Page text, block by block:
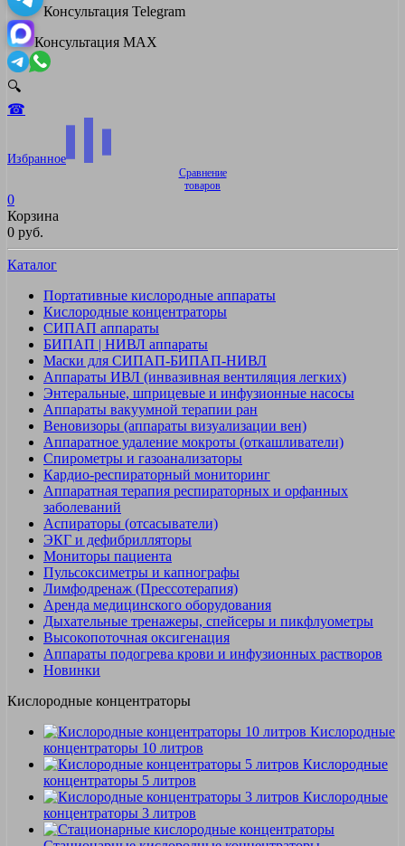
Консультация Telegram
Консультация MAX
🔍
☎
Избранное
Сравнение
товаров
0
Корзина
0 руб.
Каталог
Портативные кислородные аппараты
Кислородные концентраторы
СИПАП аппараты
БИПАП | НИВЛ аппараты
Маски для СИПАП-БИПАП-НИВЛ
Аппараты ИВЛ (инвазивная вентиляция легких)
Энтеральные, шприцевые и инфузионные насосы
Аппараты вакуумной терапии ран
Веновизоры (аппараты визуализации вен)
Аппаратное удаление мокроты (откашливатели)
Спирометры и газоанализаторы
Кардио-респираторный мониторинг
Аппаратная терапия респираторных и орфанных
заболеваний
Аспираторы (отсасыватели)
ЭКГ и дефибрилляторы
Мониторы пациента
Пульсоксиметры и капнографы
Лимфодренаж (Прессотерапия)
Аренда медицинского оборудования
Дыхательные тренажеры, спейсеры и пикфлуометры
Высокопоточная оксигенация
Аппараты подогрева крови и инфузионных растворов
Новинки
Кислородные концентраторы
Кислородные
концентраторы 10 литров
Кислородные
концентраторы 5 литров
Кислородные
концентраторы 3 литров